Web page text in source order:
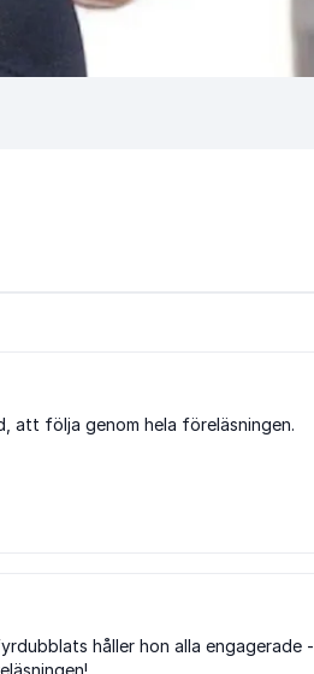
att följa genom hela föreläsningen.
håller hon alla engagerade -